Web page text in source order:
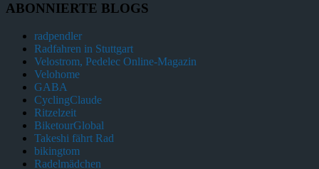
ABONNIERTE BLOGS
radpendler
Radfahren in Stuttgart
Velostrom, Pedelec Online-Magazin
Velohome
GABA
CyclingClaude
Ritzelzeit
BiketourGlobal
Takeshi fährt Rad
bikingtom
Radelmädchen